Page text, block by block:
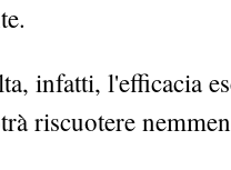
infatti, l'efficacia
riscuotere